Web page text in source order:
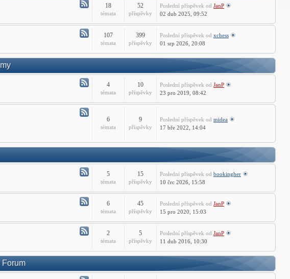
Atom
-
Instalace
ZWCADu
18
témata
52
příspěvky
Poslední příspěvek od JanP
02 dub 2025, 09:52
Atom
-
107
témata
399
příspěvky
Poslední příspěvek od xchess
01 srp 2026, 20:08
Atom
-
Fórum
4
témata
10
příspěvky
Poslední příspěvek od JanP
23 pro 2019, 08:42
CAD
6
témata
9
příspěvky
Poslední příspěvek od midea
17 bře 2022, 14:04
Atom
-
CADprofi
Fórum
5
témata
15
příspěvky
Poslední příspěvek od bookingher
10 črc 2026, 15:58
Atom
-
Fórum
6
témata
45
příspěvky
Poslední příspěvek od JanP
15 pro 2020, 15:03
Atom
-
2
témata
5
příspěvky
Poslední příspěvek od JanP
11 dub 2016, 10:30
Forum